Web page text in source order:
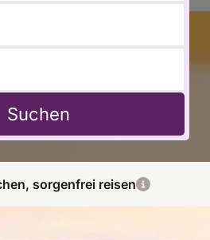
Suchen
sorgenfrei reisen